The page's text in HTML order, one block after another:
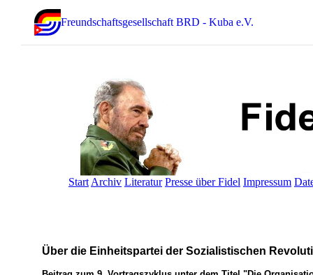
Freundschaftsgesellschaft BRD - Kuba e.V.
Start Archiv Literatur Presse über Fidel Impressum
Über die Einheitspartei der Sozialistischen